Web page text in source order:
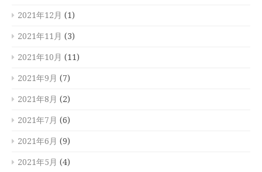
2021年12月 (1)
2021年11月 (3)
2021年10月 (11)
2021年9月 (7)
2021年8月 (2)
2021年7月 (6)
2021年6月 (9)
2021年5月 (4)